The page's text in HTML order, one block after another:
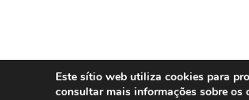
Este sítio web utiliza cookies para
consultar mais informações sobre os